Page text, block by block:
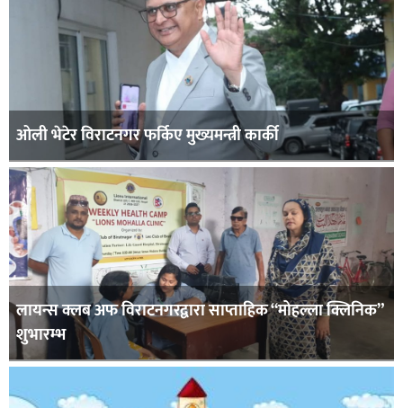
ओली भेटेर विराटनगर फर्किए मुख्यमन्त्री कार्की
लायन्स क्लब अफ विराटनगरद्वारा साप्ताहिक “मोहल्ला क्लिनिक”
शुभारम्भ